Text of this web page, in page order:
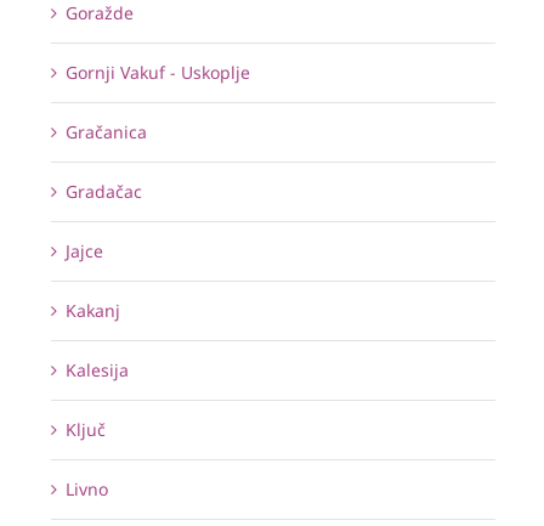
Goražde
Gornji Vakuf - Uskoplje
Gračanica
Gradačac
Jajce
Kakanj
Kalesija
Ključ
Livno